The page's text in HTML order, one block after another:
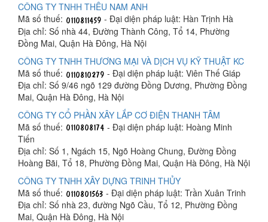
CÔNG TY TNHH THÊU NAM ANH
Mã số thuế:
- Đại diện pháp luật: Hàn Trịnh Hà
Địa chỉ: Số nhà 44, Đường Thành Công, Tổ 14, Phường
Đồng Mai, Quận Hà Đông, Hà Nội
CÔNG TY TNHH THƯƠNG MẠI VÀ DỊCH VỤ KỸ THUẬT KC
Mã số thuế:
- Đại diện pháp luật: Viên Thế Giáp
Địa chỉ: Số 9/46 ngõ 129 đường Đồng Dương, Phường Đồng
Mai, Quận Hà Đông, Hà Nội
CÔNG TY CỔ PHẦN XÂY LẮP CƠ ĐIỆN THANH TÂM
Mã số thuế:
- Đại diện pháp luật: Hoàng Minh
Tiến
Địa chỉ: Số 1, Ngách 15, Ngõ Hoàng Chung, Đường Đồng
Hoàng Bãi, Tổ 18, Phường Đồng Mai, Quận Hà Đông, Hà Nội
CÔNG TY TNHH XÂY DỰNG TRINH THỦY
Mã số thuế:
- Đại diện pháp luật: Trần Xuân Trinh
Địa chỉ: Số nhà 23, đường Ngõ Cầu, Tổ 12, Phường Đồng
Mai, Quận Hà Đông, Hà Nội